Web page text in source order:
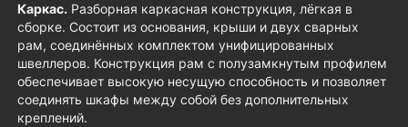
Каркас. Разборная каркасная конструкция, лёгкая в
сборке. Состоит из основания, крыши и двух сварных
рам, соединённых комплектом унифицированных
швеллеров. Конструкция рам с полузамкнутым профилем
обеспечивает высокую несущую способность и позволяет
соединять шкафы между собой без дополнительных
креплений.